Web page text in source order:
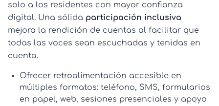
solo a los residentes con mayor confianza
digital. Una sólida participación inclusiva
mejora la rendición de cuentas al facilitar que
todas las voces sean escuchadas y tenidas en
cuenta.
Ofrecer retroalimentación accesible en
múltiples formatos: teléfono, SMS, formularios
en papel, web, sesiones presenciales y apoyo